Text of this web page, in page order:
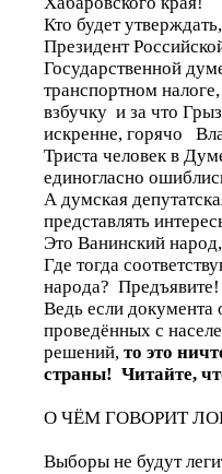
Кто будет
Президент
Государственной
транспортном
взбучку и за что
искренне, горячо
Триста человек в
единогласно
А думская
представлять
Это Ванинский
Где тогда
народа? Предъявите!
Ведь если документа
проведённых с
решений, то это
страны! Читайте,
О ЧЁМ ГОВОРИТ
Выборы не будут